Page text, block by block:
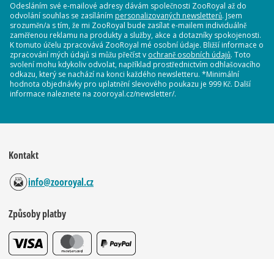
Odesláním své e-mailové adresy dávám společnosti ZooRoyal až do
odvolání souhlas se zasíláním personalizovaných newsletterů. Jsem
srozuměn/a s tím, že mi ZooRoyal bude zasílat e-mailem individuálně
zaměřenou reklamu na produkty a služby, akce a dotazníky spokojenosti.
K tomuto účelu zpracovává ZooRoyal mé osobní údaje. Bližší informace o
zpracování mých údajů si můžu přečíst v ochraně osobních údajů. Toto
svolení mohu kdykoliv odvolat, například prostřednictvím odhlašovacího
odkazu, který se nachází na konci každého newsletteru. *Minimální
hodnota objednávky pro uplatnění slevového poukazu je 999 Kč. Další
informace naleznete na zooroyal.cz/newsletter/.
Kontakt
info@zooroyal.cz
Způsoby platby